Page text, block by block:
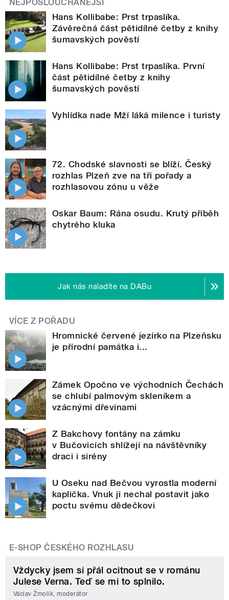
NEJPOSLOUCHANĚJŠÍ
Hans Kollibabe: Prst trpaslíka.
Závěrečná část pětidílné četby z knihy
šumavských pověstí
Hans Kollibabe: Prst trpaslíka. První
část pětidílné četby z knihy
šumavských pověstí
Vyhlídka nade Mží láká milence i turisty
72. Chodské slavnosti se blíží. Český
rozhlas Plzeň zve na tři pořady a
rozhlasovou zónu u věže
Oskar Baum: Rána osudu. Krutý příběh
chytrého kluka
Jak nás naladíte na DABu
VÍCE Z POŘADU
Hromnické červené jezírko na Plzeňsku
je přírodní památka i...
Zámek Opočno ve východních Čechách
se chlubí palmovým skleníkem a
vzácnými dřevinami
Z Bakchovy fontány na zámku
v Bučovicích shlížejí na návštěvníky
draci i sirény
U Oseku nad Bečvou vyrostla moderní
kaplička. Vnuk ji nechal postavit jako
poctu svému dědečkovi
E-SHOP ČESKÉHO ROZHLASU
Vždycky jsem si přál ocitnout se v románu
Julese Verna. Teď se mi to splnilo.
Václav Žmolík, moderátor